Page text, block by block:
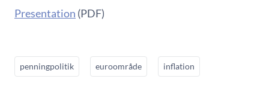
Presentation (PDF)
penningpolitik euroområde inflation